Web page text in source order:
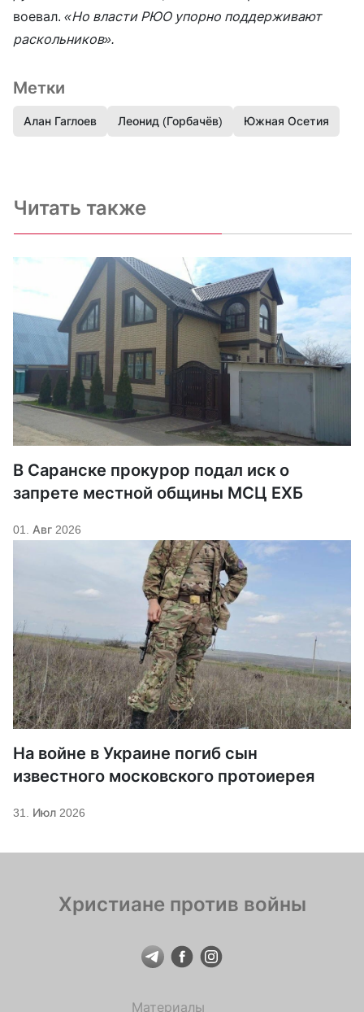
воевал. «Но власти РЮО упорно поддерживают
раскольников».
Метки
Алан Гаглоев Леонид (Горбачёв) Южная Осетия
Читать также
В Саранске прокурор подал иск о
запрете местной общины МСЦ ЕХБ
01. Авг 2026
На войне в Украине погиб сын
известного московского протоиерея
31. Июл 2026
Христиане против войны
Материалы